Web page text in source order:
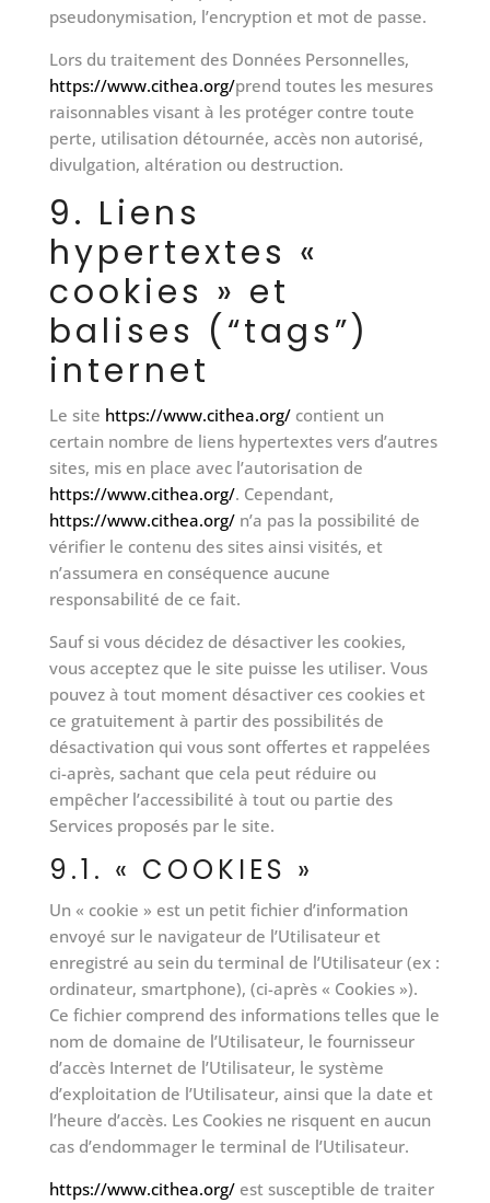
pseudonymisation, l’encryption et mot de passe.
Lors du traitement des Données Personnelles,
https://www.cithea.org/prend toutes les mesures
raisonnables visant à les protéger contre toute
perte, utilisation détournée, accès non autorisé,
divulgation, altération ou destruction.
9. Liens
hypertextes «
cookies » et
balises (“tags”)
internet
Le site https://www.cithea.org/contient un
certain nombre de liens hypertextes vers d’autres
sites, mis en place avec l’autorisation de
https://www.cithea.org/. Cependant,
https://www.cithea.org/n’a pas la possibilité de
vérifier le contenu des sites ainsi visités, et
n’assumera en conséquence aucune
responsabilité de ce fait.
Sauf si vous décidez de désactiver les cookies,
vous acceptez que le site puisse les utiliser. Vous
pouvez à tout moment désactiver ces cookies et
ce gratuitement à partir des possibilités de
désactivation qui vous sont offertes et rappelées
ci-après, sachant que cela peut réduire ou
empêcher l’accessibilité à tout ou partie des
Services proposés par le site.
9.1. « COOKIES »
Un « cookie » est un petit fichier d’information
envoyé sur le navigateur de l’Utilisateur et
enregistré au sein du terminal de l’Utilisateur (ex :
ordinateur, smartphone), (ci-après « Cookies »).
Ce fichier comprend des informations telles que le
nom de domaine de l’Utilisateur, le fournisseur
d’accès Internet de l’Utilisateur, le système
d’exploitation de l’Utilisateur, ainsi que la date et
l’heure d’accès. Les Cookies ne risquent en aucun
cas d’endommager le terminal de l’Utilisateur.
https://www.cithea.org/est susceptible de traiter